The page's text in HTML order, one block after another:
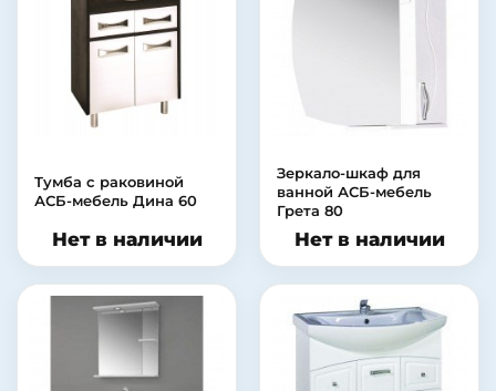
Тумба с раковиной
АСБ-мебель Дина 60
Нет в наличии
Зеркало-шкаф для
ванной АСБ-мебель
Грета 80
Нет в наличии